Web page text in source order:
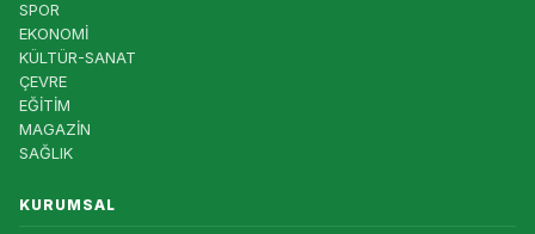
SPOR
EKONOMİ
KÜLTÜR-SANAT
ÇEVRE
EĞİTİM
MAGAZİN
SAĞLIK
KURUMSAL